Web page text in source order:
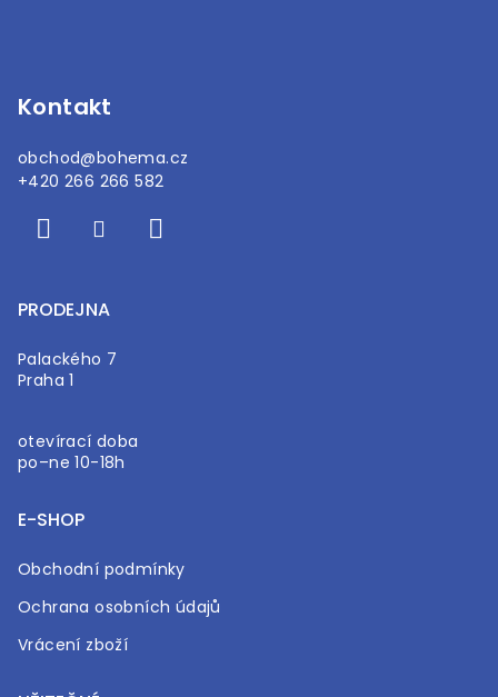
Kontakt
obchod@bohema.cz
+420 266 266 582
PRODEJNA
Palackého 7
Praha 1
otevírací doba
po–ne 10-18h
E-SHOP
Obchodní podmínky
Ochrana osobních údajů
Vrácení zboží